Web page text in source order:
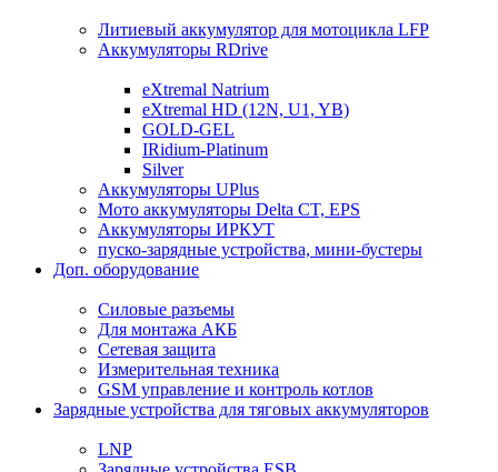
Литиевый аккумулятор для мотоцикла LFP
Аккумуляторы RDrive
eXtremal Natrium
eXtremal HD (12N, U1, YB)
GOLD-GEL
IRidium-Platinum
Silver
Аккумуляторы UPlus
Мото аккумуляторы Delta CT, EPS
Аккумуляторы ИРКУТ
пуско-зарядные устройства, мини-бустеры
Доп. оборудование
Силовые разъемы
Для монтажа АКБ
Сетевая защита
Измерительная техника
GSM управление и контроль котлов
Зарядные устройства для тяговых аккумуляторов
LNP